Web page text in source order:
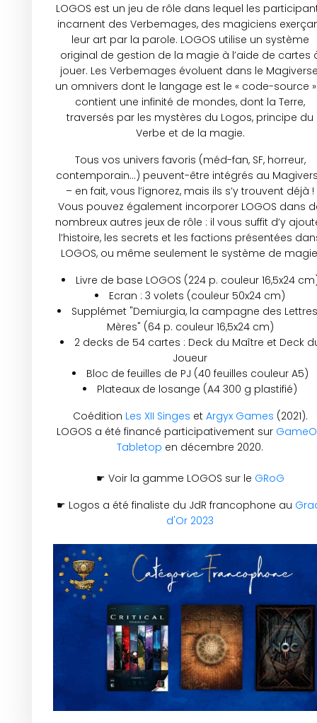
LOGOS est un jeu de rôle dans lequel les
incarnent des Verbemages, des magiciens
leur art par la parole. LOGOS utilise un système
original de gestion de la magie à l’aide de cartes
jouer. Les Verbemages évoluent dans le
un omnivers dont le langage est le « code-source
contient une infinité de mondes, dont la Terre,
traversés par les mystères du Logos, principe du
Verbe et de la magie.
Tous vos univers favoris (méd-fan, SF, horreur,
contemporain…) peuvent-être intégrés au
– en fait, vous l’ignorez, mais ils s’y trouvent déjà !
Vous pouvez également incorporer LOGOS dans
nombreux autres jeux de rôle : il vous suffit d’y
l’histoire, les secrets et les factions présentées
LOGOS, ou même seulement le système de
Livre de base LOGOS (224 p. couleur 16,5x24
Ecran : 3 volets (couleur 50x24 cm)
Supplémet "Demiurgia, la campagne des
Mères" (64 p. couleur 16,5x24 cm)
2 decks de 54 cartes : Deck du Maître et Deck
Joueur
Bloc de feuilles de PJ (40 feuilles couleur A5)
Plateaux de losange (A4 300 g plastifié)
Coédition Les XII Singes et Argyx Games (2021).
LOGOS a été financé participativement sur
Tabletop en décembre 2020.
☛ Voir la gamme LOGOS sur le GRoG
☛ Logos a été finaliste du JdR francophone au
d'Or 2023